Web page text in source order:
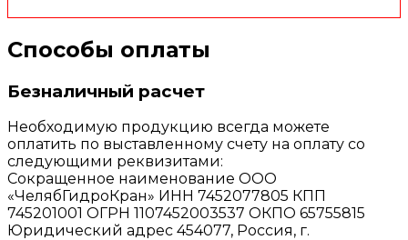
Способы оплаты
Безналичный расчет
Необходимую продукцию всегда можете
оплатить по выставленному счету на оплату со
следующими реквизитами:
Сокращенное наименование ООО
«ЧелябГидроКран» ИНН 7452077805 КПП
745201001 ОГРН 1107452003537 ОКПО 65755815
Юридический адрес 454077, Россия, г.